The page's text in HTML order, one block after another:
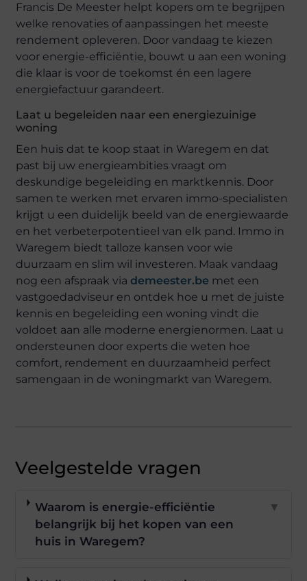
Francis De Meester helpt kopers om te begrijpen
welke renovaties of aanpassingen het meeste
rendement opleveren. Door vandaag te kiezen
voor energie-efficiëntie, bouwt u aan een woning
die klaar is voor de toekomst én een lagere
energiefactuur garandeert.
Laat u begeleiden naar een energiezuinige
woning
Een huis dat te koop staat in Waregem en dat
past bij uw energieambities vraagt om
deskundige begeleiding en marktkennis. Door
samen te werken met ervaren immo-specialisten
krijgt u een duidelijk beeld van de energiewaarde
en het verbeterpotentieel van elk pand. Immo in
Waregem biedt talloze kansen voor wie
duurzaam en slim wil investeren. Maak vandaag
nog een afspraak viademeester.be met een
vastgoedadviseur en ontdek hoe u met de juiste
kennis en begeleiding een woning vindt die
voldoet aan alle moderne energienormen. Laat u
ondersteunen door experts die weten hoe
comfort, rendement en duurzaamheid perfect
samengaan in de woningmarkt van Waregem.
Veelgestelde vragen
Waarom is energie-efficiëntie
belangrijk bij het kopen van een
huis in Waregem?
▼